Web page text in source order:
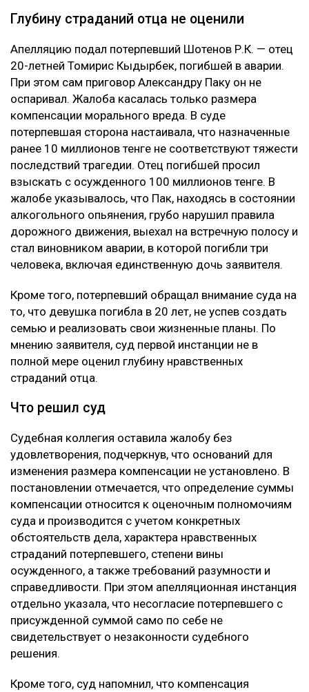
Глубину страданий отца не оценили
Апелляцию подал потерпевший Шотенов Р.К. — отец
20-летней Томирис Кыдырбек, погибшей в аварии.
При этом сам приговор Александру Паку он не
оспаривал. Жалоба касалась только размера
компенсации морального вреда. В суде
потерпевшая сторона настаивала, что назначенные
ранее 10 миллионов тенге не соответствуют тяжести
последствий трагедии. Отец погибшей просил
взыскать с осужденного 100 миллионов тенге. В
жалобе указывалось, что Пак, находясь в состоянии
алкогольного опьянения, грубо нарушил правила
дорожного движения, выехал на встречную полосу и
стал виновником аварии, в которой погибли три
человека, включая единственную дочь заявителя.
Кроме того, потерпевший обращал внимание суда на
то, что девушка погибла в 20 лет, не успев создать
семью и реализовать свои жизненные планы. По
мнению заявителя, суд первой инстанции не в
полной мере оценил глубину нравственных
страданий отца.
Что решил суд
Судебная коллегия оставила жалобу без
удовлетворения, подчеркнув, что оснований для
изменения размера компенсации не установлено. В
постановлении отмечается, что определение суммы
компенсации относится к оценочным полномочиям
суда и производится с учетом конкретных
обстоятельств дела, характера нравственных
страданий потерпевшего, степени вины
осужденного, а также требований разумности и
справедливости. При этом апелляционная инстанция
отдельно указала, что несогласие потерпевшего с
присужденной суммой само по себе не
свидетельствует о незаконности судебного
решения.
Кроме того, суд напомнил, что компенсация